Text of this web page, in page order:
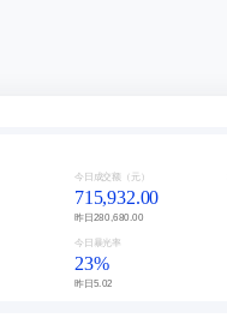
今日成交额（元）
715,932.00
昨日 280,680.00
今日暴光率
23%
昨日 5.02